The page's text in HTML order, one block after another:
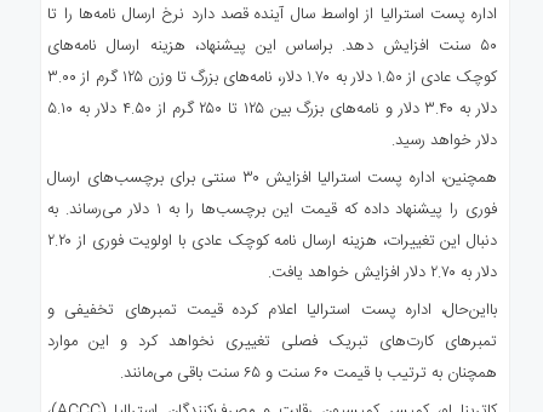
اداره پست استرالیا از اواسط سال آینده قصد دارد نرخ ارسال نامه‌ها را تا
۵۰ سنت افزایش دهد. براساس این پیشنهاد، هزینه ارسال نامه‌های
کوچک عادی از ۱.۵۰ دلار به ۱.۷۰ دلار، نامه‌های بزرگ تا وزن ۱۲۵ گرم از ۳.۰۰
دلار به ۳.۴۰ دلار و نامه‌های بزرگ بین ۱۲۵ تا ۲۵۰ گرم از ۴.۵۰ دلار به ۵.۱۰
دلار خواهد رسید.
همچنین، اداره پست استرالیا افزایش ۳۰ سنتی برای برچسب‌های ارسال
فوری را پیشنهاد داده که قیمت این برچسب‌ها را به ۱ دلار می‌رساند. به
دنبال این تغییرات، هزینه ارسال نامه کوچک عادی با اولویت فوری از ۲.۲۰
دلار به ۲.۷۰ دلار افزایش خواهد یافت.
با‌این‌حال، اداره پست استرالیا اعلام کرده قیمت تمبرهای تخفیفی و
تمبرهای کارت‌های تبریک فصلی تغییری نخواهد کرد و این موارد
همچنان به ترتیب با قیمت ۶۰ سنت و ۶۵ سنت باقی می‌مانند.